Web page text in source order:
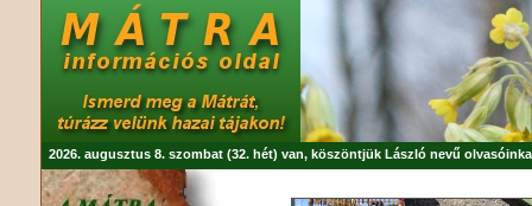
2026. augusztus 8. szombat (32. hét) van, köszöntjük László nevű